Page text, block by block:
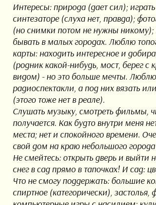
Интересы: природа (дает сил);
синтезаторе (слуха нет, правда);
(но снимки потом не нужны никому);
бывать в малых городах. Люблю
карты: находить интересное и
(родник какой-нибудь, мост, берег с
видом) - но это больше мечты. Люблю
радиоспектакли, а под них вязать
(этого тоже нет в реале).
Слушать музыку, смотреть фильмы,
получается. Как будто внутри меня
места; нет и спокойного времени.
свой дом на краю небольшого
Не смейтесь: открыть дверь и выйти
снег в сад прямо в тапочках! И сад:
Что не смогу поддержать: большие
спиртное (категорически),